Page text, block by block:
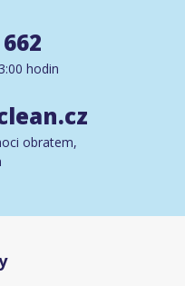
hodin
obratem,